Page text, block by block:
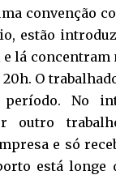
convenção
estão
lá concentram
20h. O
período. No
outro
e só
está longe